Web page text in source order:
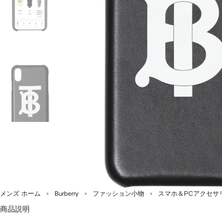
メンズ ホーム Burberry ファッション小物 スマホ＆PCアクセサ
商品説明